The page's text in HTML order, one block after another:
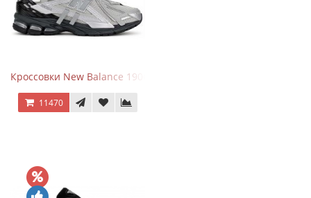
Кроссовки New Balance 1906 Black Silver Metallic
11470